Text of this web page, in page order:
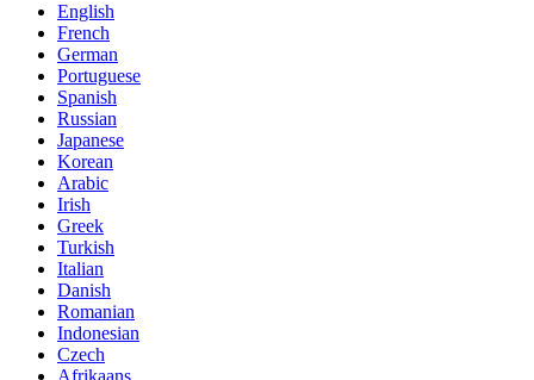
English
French
German
Portuguese
Spanish
Russian
Japanese
Korean
Arabic
Irish
Greek
Turkish
Italian
Danish
Romanian
Indonesian
Czech